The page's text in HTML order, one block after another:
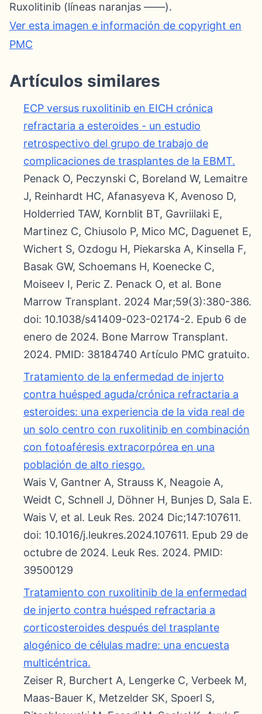
Ruxolitinib (líneas naranjas ――).
Ver esta imagen e información de copyright en
PMC
Artículos similares
ECP versus ruxolitinib en EICH crónica
refractaria a esteroides - un estudio
retrospectivo del grupo de trabajo de
complicaciones de trasplantes de la EBMT.
Penack O, Peczynski C, Boreland W, Lemaitre
J, Reinhardt HC, Afanasyeva K, Avenoso D,
Holderried TAW, Kornblit BT, Gavriilaki E,
Martinez C, Chiusolo P, Mico MC, Daguenet E,
Wichert S, Ozdogu H, Piekarska A, Kinsella F,
Basak GW, Schoemans H, Koenecke C,
Moiseev I, Peric Z. Penack O, et al. Bone
Marrow Transplant. 2024 Mar;59(3):380-386.
doi: 10.1038/s41409-023-02174-2. Epub 6 de
enero de 2024. Bone Marrow Transplant.
2024. PMID: 38184740 Artículo PMC gratuito.
Tratamiento de la enfermedad de injerto
contra huésped aguda/crónica refractaria a
esteroides: una experiencia de la vida real de
un solo centro con ruxolitinib en combinación
con fotoaféresis extracorpórea en una
población de alto riesgo.
Wais V, Gantner A, Strauss K, Neagoie A,
Weidt C, Schnell J, Döhner H, Bunjes D, Sala E.
Wais V, et al. Leuk Res. 2024 Dic;147:107611.
doi: 10.1016/j.leukres.2024.107611. Epub 29 de
octubre de 2024. Leuk Res. 2024. PMID:
39500129
Tratamiento con ruxolitinib de la enfermedad
de injerto contra huésped refractaria a
corticosteroides después del trasplante
alogénico de células madre: una encuesta
multicéntrica.
Zeiser R, Burchert A, Lengerke C, Verbeek M,
Maas-Bauer K, Metzelder SK, Spoerl S,